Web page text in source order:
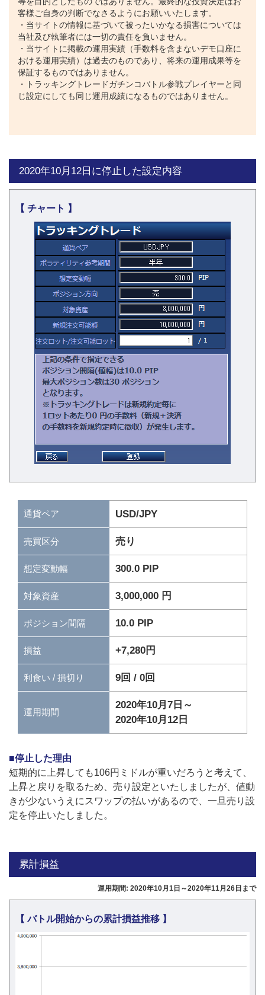
客様ご自身の判断でなさるようにお願いいたします。
・当サイトの情報に基づいて被ったいかなる損害については
当社及び執筆者には一切の責任を負いません。
・当サイトに掲載の運用実績（手数料を含まないデモ口座に
おける運用実績）は過去のものであり、将来の運用成果等を
保証するものではありません。
・トラッキングトレードガチンコバトル参戦プレイヤーと同
じ設定にしても同じ運用成績になるものではありません。
2020年10月12日に停止した設定内容
【 チャート 】
通貨ペア USD/JPY
売買区分 売り
想定変動幅 300.0 PIP
対象資産 3,000,000 円
ポジション間隔 10.0 PIP
損益 +7,280円
利食い / 損切り 9回 / 0回
運用期間
2020年10月7日～
2020年10月12日
■停止した理由
短期的に上昇しても106円ミドルが重いだろうと考えて、
上昇と戻りを取るため、売り設定といたしましたが、値動
きが少ないうえにスワップの払いがあるので、一旦売り設
定を停止いたしました。
累計損益
運用期間: 2020年10月1日～2020年11月26日まで
【 バトル開始からの累計損益推移 】